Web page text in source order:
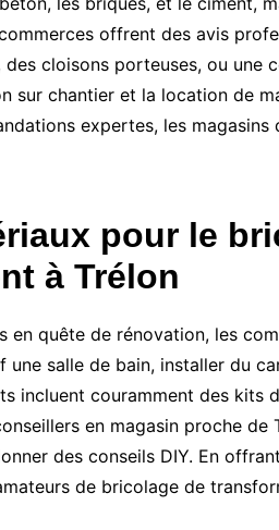
offrent des avis
cloisons porteuses, ou
sur chantier et la location de
expertes, les
pour le
à Trélon
en quête de rénovation, les
salle de bain, installer du
incluent couramment des
en magasin proche
des conseils DIY. En
de bricolage de